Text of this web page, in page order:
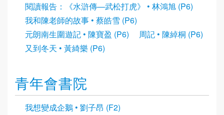
閱讀報告：《水滸傳—武松打虎》 • 林鴻旭 (P6)
我和陳老師的故事 • 蔡皓雪 (P6)
元朗南生圍遊記 • 陳寶盈 (P6)
周記 • 陳綽桐 (P6)
又到冬天 • 黃綺樂 (P6)
青年會書院
我想變成企鵝 • 劉子昂 (F2)